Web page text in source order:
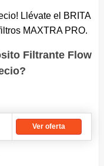
Llévate el BRITA
MAXTRA PRO.
Filtrante Flow
Ver oferta